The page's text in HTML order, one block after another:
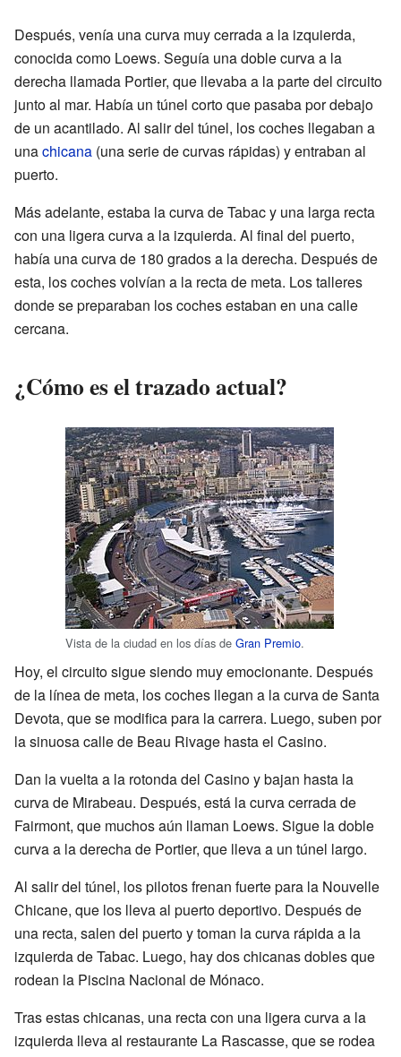
Después, venía una curva muy cerrada a la izquierda,
conocida como Loews. Seguía una doble curva a la
derecha llamada Portier, que llevaba a la parte del circuito
junto al mar. Había un túnel corto que pasaba por debajo
de un acantilado. Al salir del túnel, los coches llegaban a
unachicana (una serie de curvas rápidas) y entraban al
puerto.
Más adelante, estaba la curva de Tabac y una larga recta
con una ligera curva a la izquierda. Al final del puerto,
había una curva de 180 grados a la derecha. Después de
esta, los coches volvían a la recta de meta. Los talleres
donde se preparaban los coches estaban en una calle
cercana.
¿Cómo es el trazado actual?
Vista de la ciudad en los días de Gran Premio.
Hoy, el circuito sigue siendo muy emocionante. Después
de la línea de meta, los coches llegan a la curva de Santa
Devota, que se modifica para la carrera. Luego, suben por
la sinuosa calle de Beau Rivage hasta el Casino.
Dan la vuelta a la rotonda del Casino y bajan hasta la
curva de Mirabeau. Después, está la curva cerrada de
Fairmont, que muchos aún llaman Loews. Sigue la doble
curva a la derecha de Portier, que lleva a un túnel largo.
Al salir del túnel, los pilotos frenan fuerte para la Nouvelle
Chicane, que los lleva al puerto deportivo. Después de
una recta, salen del puerto y toman la curva rápida a la
izquierda de Tabac. Luego, hay dos chicanas dobles que
rodean la Piscina Nacional de Mónaco.
Tras estas chicanas, una recta con una ligera curva a la
izquierda lleva al restaurante La Rascasse, que se rodea